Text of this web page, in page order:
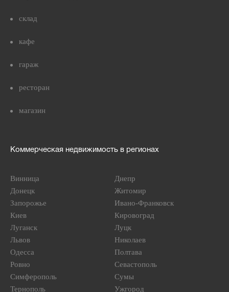
склад
кафе
гараж
ресторан
магазин
Коммерческая недвижимость в регионах
Винница
Днепр
Донецк
Житомир
Запорожье
Ивано-Франковск
Киев
Кировоград
Луганск
Луцк
Львов
Николаев
Одесса
Полтава
Ровно
Севастополь
Симферополь
Сумы
Тернополь
Ужгород